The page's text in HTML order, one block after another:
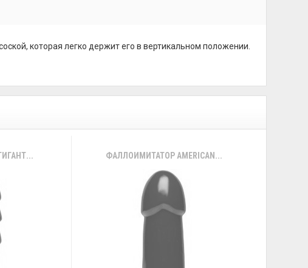
которая легко держит его в вертикальном положении.
ФАЛЛОИМИТАТОР AMERICAN...